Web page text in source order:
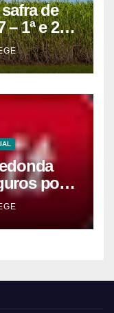
de
1ª e 2ª
por